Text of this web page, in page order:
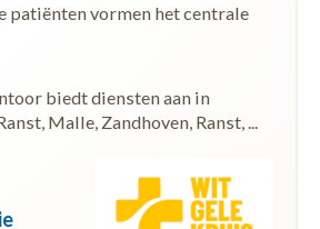
patiënten vormen het centrale
biedt diensten aan in
Malle, Zandhoven, Ranst, ...